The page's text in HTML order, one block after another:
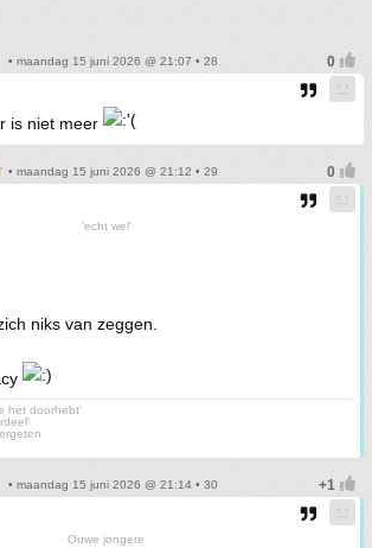
• maandag 15 juni 2026 @ 21:07 • 28
is niet meer
• maandag 15 juni 2026 @ 21:12 • 29
'echt wel'
niks van zeggen.
het doorhebt'
• maandag 15 juni 2026 @ 21:14 • 30
Ouwe jongere